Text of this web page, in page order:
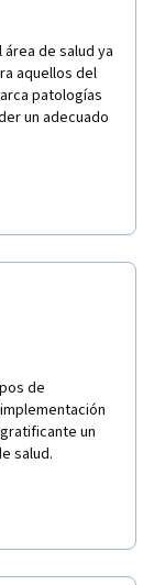
de salud ya
aquellos del
patologías
un adecuado
de
un
salud.